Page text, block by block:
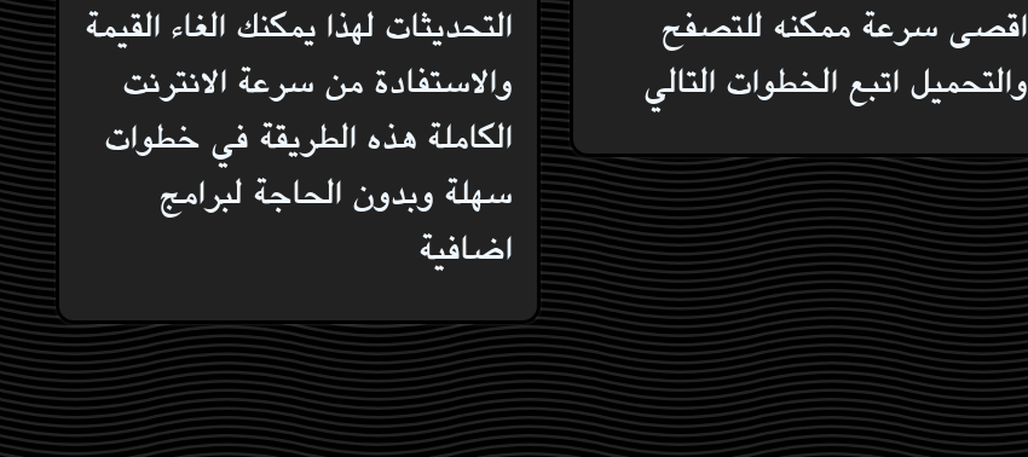
اقصى سرعة ممكنه للتصفح
والتحميل اتبع الخطوات التالي
التحديثات لهذا يمكنك الغاء القيمة
والاستفادة من سرعة الانترنت
الكاملة هذه الطريقة في خطوات
سهلة وبدون الحاجة لبرامج
اضافية